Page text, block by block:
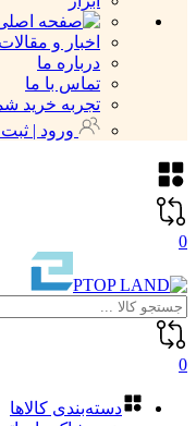
اخبار و مقالات
درباره ما
تماس با ما
تجربه خرید
ورود | ثبت
0
0
دسته‌بندی کالاها